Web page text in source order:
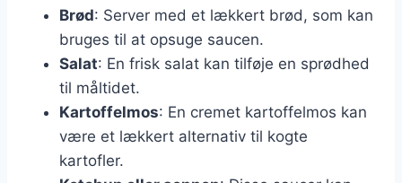
Brød: Server med et lækkert brød, som kan
bruges til at opsuge saucen.
Salat: En frisk salat kan tilføje en sprødhed
til måltidet.
Kartoffelmos: En cremet kartoffelmos kan
være et lækkert alternativ til kogte
kartofler.